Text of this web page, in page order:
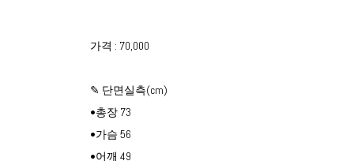
가격 : 70,000
✎ 단면실측(cm)
•총장 73
•가슴 56
•어깨 49